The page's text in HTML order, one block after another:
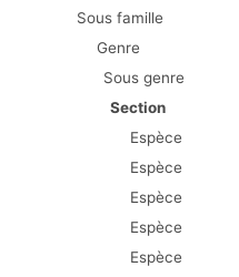
Sous famille
Genre
Sous genre
Section
Espèce
Espèce
Espèce
Espèce
Espèce